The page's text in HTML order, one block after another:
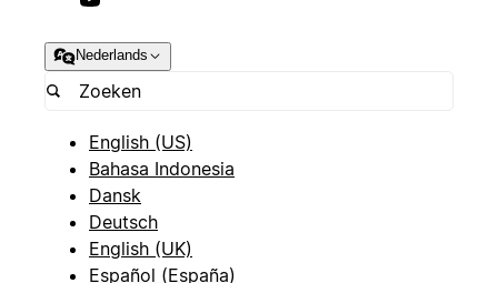
Nederlands
English (US)
Bahasa Indonesia
Dansk
Deutsch
English (UK)
Español (España)